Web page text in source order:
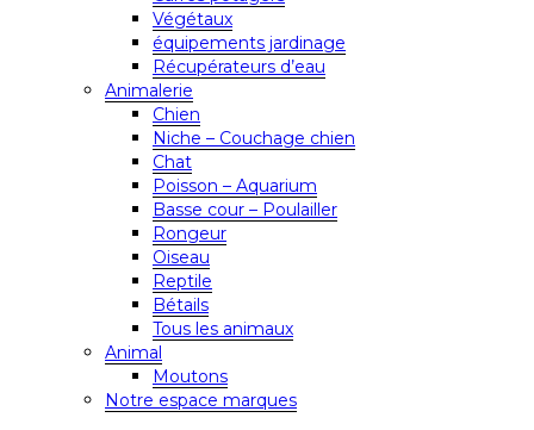
Végétaux
équipements jardinage
Récupérateurs d’eau
Animalerie
Chien
Niche – Couchage chien
Chat
Poisson – Aquarium
Basse cour – Poulailler
Rongeur
Oiseau
Reptile
Bétails
Tous les animaux
Animal
Moutons
Notre espace marques